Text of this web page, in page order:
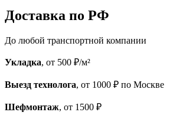
Доставка по РФ
До любой транспортной компании
Укладка, от 500 ₽/м²
Выезд технолога, от 1000 ₽ по Москве
Шефмонтаж, от 1500 ₽